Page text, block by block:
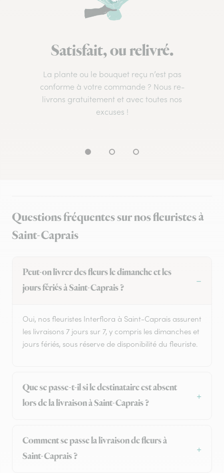
Satisfait, ou relivré.
La plante ou le bouquet reçu n’est pas
conforme à votre commande ? Nous re-
livrons gratuitement et avec toutes nos
excuses !
Questions fréquentes sur nos fleuristes à
Saint-Caprais
Peut-on livrer des fleurs le dimanche et les
jours fériés à Saint-Caprais ?
Oui, nos fleuristes Interflora à Saint-Caprais assurent
les livraisons 7 jours sur 7, y compris les dimanches et
jours fériés, sous réserve de disponibilité du fleuriste.
Que se passe-t-il si le destinataire est absent
lors de la livraison à Saint-Caprais ?
Comment se passe la livraison de fleurs à
Saint-Caprais ?